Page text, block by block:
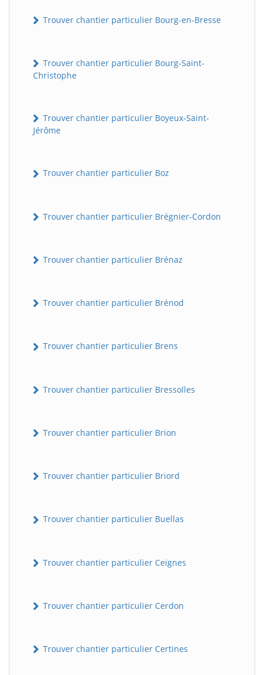
Trouver chantier particulier Bourg-en-Bresse
Trouver chantier particulier Bourg-Saint-
Christophe
Trouver chantier particulier Boyeux-Saint-
Jérôme
Trouver chantier particulier Boz
Trouver chantier particulier Brégnier-Cordon
Trouver chantier particulier Brénaz
Trouver chantier particulier Brénod
Trouver chantier particulier Brens
Trouver chantier particulier Bressolles
Trouver chantier particulier Brion
Trouver chantier particulier Briord
Trouver chantier particulier Buellas
Trouver chantier particulier Ceignes
Trouver chantier particulier Cerdon
Trouver chantier particulier Certines